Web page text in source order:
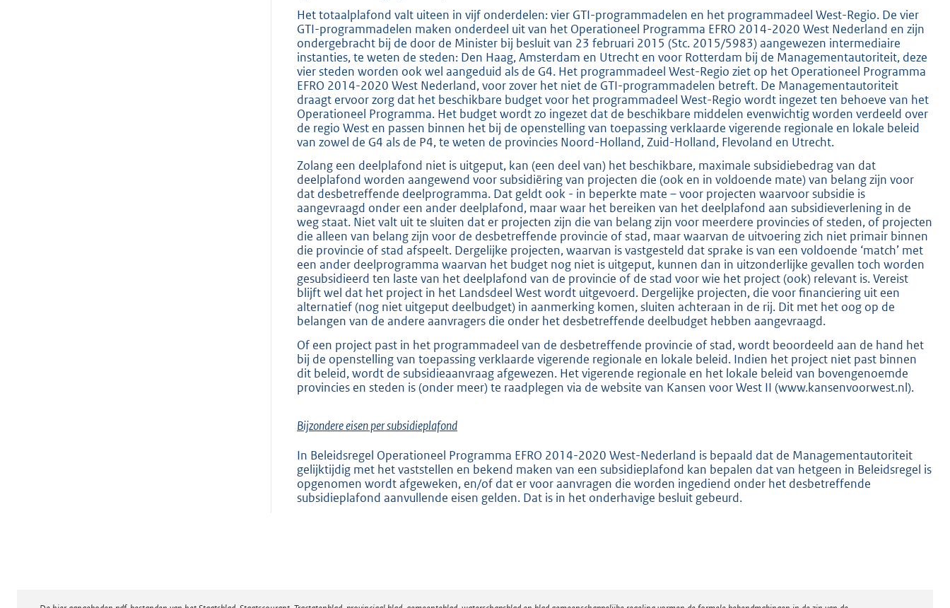
Het totaalplafond valt uiteen in vijf onderdelen: vier GTI-programmadelen en het programmadeel West-Regio. De vier
GTI-programmadelen maken onderdeel uit van het Operationeel Programma EFRO 2014-2020 West Nederland en zijn
ondergebracht bij de door de Minister bij besluit van 23 februari 2015 (Stc. 2015/5983) aangewezen intermediaire
instanties, te weten de steden: Den Haag, Amsterdam en Utrecht en voor Rotterdam bij de Managementautoriteit, deze
vier steden worden ook wel aangeduid als de G4. Het programmadeel West-Regio ziet op het Operationeel Programma
EFRO 2014-2020 West Nederland, voor zover het niet de GTI-programmadelen betreft. De Managementautoriteit
draagt ervoor zorg dat het beschikbare budget voor het programmadeel West-Regio wordt ingezet ten behoeve van het
Operationeel Programma. Het budget wordt zo ingezet dat de beschikbare middelen evenwichtig worden verdeeld over
de regio West en passen binnen het bij de openstelling van toepassing verklaarde vigerende regionale en lokale beleid
van zowel de G4 als de P4, te weten de provincies Noord-Holland, Zuid-Holland, Flevoland en Utrecht.
Zolang een deelplafond niet is uitgeput, kan (een deel van) het beschikbare, maximale subsidiebedrag van dat
deelplafond worden aangewend voor subsidiëring van projecten die (ook en in voldoende mate) van belang zijn voor
dat desbetreffende deelprogramma. Dat geldt ook - in beperkte mate – voor projecten waarvoor subsidie is
aangevraagd onder een ander deelplafond, maar waar het bereiken van het deelplafond aan subsidieverlening in de
weg staat. Niet valt uit te sluiten dat er projecten zijn die van belang zijn voor meerdere provincies of steden, of projecten
die alleen van belang zijn voor de desbetreffende provincie of stad, maar waarvan de uitvoering zich niet primair binnen
die provincie of stad afspeelt. Dergelijke projecten, waarvan is vastgesteld dat sprake is van een voldoende ‘match’ met
een ander deelprogramma waarvan het budget nog niet is uitgeput, kunnen dan in uitzonderlijke gevallen toch worden
gesubsidieerd ten laste van het deelplafond van de provincie of de stad voor wie het project (ook) relevant is. Vereist
blijft wel dat het project in het Landsdeel West wordt uitgevoerd. Dergelijke projecten, die voor financiering uit een
alternatief (nog niet uitgeput deelbudget) in aanmerking komen, sluiten achteraan in de rij. Dit met het oog op de
belangen van de andere aanvragers die onder het desbetreffende deelbudget hebben aangevraagd.
Of een project past in het programmadeel van de desbetreffende provincie of stad, wordt beoordeeld aan de hand het
bij de openstelling van toepassing verklaarde vigerende regionale en lokale beleid. Indien het project niet past binnen
dit beleid, wordt de subsidieaanvraag afgewezen. Het vigerende regionale en het lokale beleid van bovengenoemde
provincies en steden is (onder meer) te raadplegen via de website van Kansen voor West II (www.kansenvoorwest.nl).
Bijzondere eisen per subsidieplafond
In Beleidsregel Operationeel Programma EFRO 2014-2020 West-Nederland is bepaald dat de Managementautoriteit
gelijktijdig met het vaststellen en bekend maken van een subsidieplafond kan bepalen dat van hetgeen in Beleidsregel is
opgenomen wordt afgeweken, en/of dat er voor aanvragen die worden ingediend onder het desbetreffende
subsidieplafond aanvullende eisen gelden. Dat is in het onderhavige besluit gebeurd.